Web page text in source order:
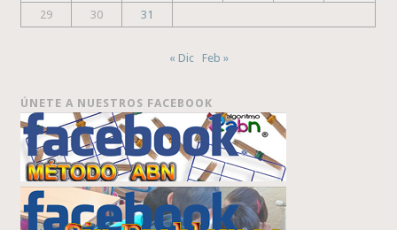
29
30 31
« Dic Feb »
ÚNETE A NUESTROS FACEBOOK